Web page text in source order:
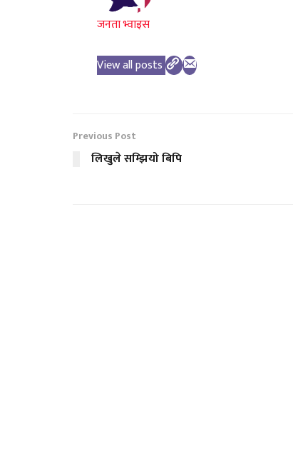
जनता भ्वाइस
View all posts
Previous Post
लिखुले सम्झियो बिपि